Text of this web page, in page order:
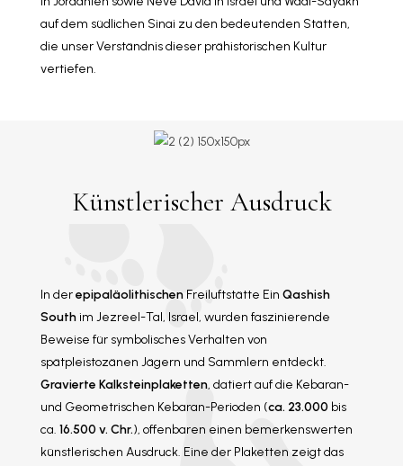
auf dem südlichen Sinai zu den bedeutenden Stätten,
die unser Verständnis dieser prähistorischen Kultur
vertiefen.
Künstlerischer Ausdruck
In derepipaläolithischen Freiluftstätte Ein Qashish
Southim Jezreel-Tal, Israel, wurden faszinierende
Beweise für symbolisches Verhalten von
spätpleistozänen Jägern und Sammlern entdeckt.
Gravierte Kalksteinplaketten, datiert auf die Kebaran-
und Geometrischen Kebaran-Perioden (ca. 23.000 bis
ca. 16.500 v. Chr.), offenbaren einen bemerkenswerten
künstlerischen Ausdruck. Eine der Plaketten zeigt das